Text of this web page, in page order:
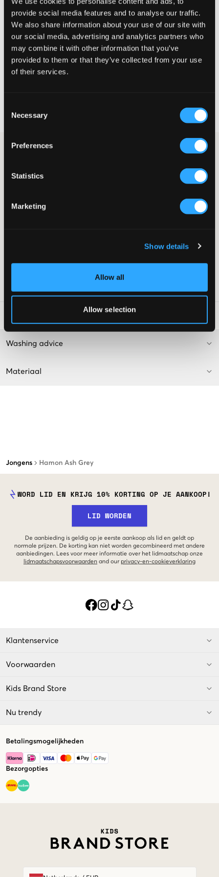
provide social media features and to analyse our traffic.
We also share information about your use of our site with
our social media, advertising and analytics partners who
may combine it with other information that you’ve
provided to them or that they’ve collected from your use
of their services.
Selection
Necessary
Preferences
Statistics
Marketing
Show details
Allow all
Allow selection
Jongens Hamon Ash Grey
De maat lijkt
Te klein Perfect Te groot
MAATTABEL
KIES EEN MAAT
Recht op herroeping binnen 60 dagen
Grijze jeans van Grunt. De taille is normaal hoog en verstelbaar
en de gulp bestaat uit een knoop en rits. Dit is een van de meest
populaire jeansmodellen in de winter en lente. Combineer deze
Vijfzakkenmodel
Washing advice
Materiaal
WORD LID EN KRIJG 10% KORTING OP JE AANKOOP!
LID WORDEN
De aanbieding is geldig op je eerste aankoop als lid en geldt op
normale prijzen. De korting kan niet worden gecombineerd met andere
aanbiedingen. Lees voor meer informatie over het lidmaatschap onze
lidmaatschapsvoorwaarden and our privacy-en-cookieverklaring
Klantenservice
Voorwaarden
Kids Brand Store
Nu trendy
Betalingsmogelijkheden
Bezorgopties